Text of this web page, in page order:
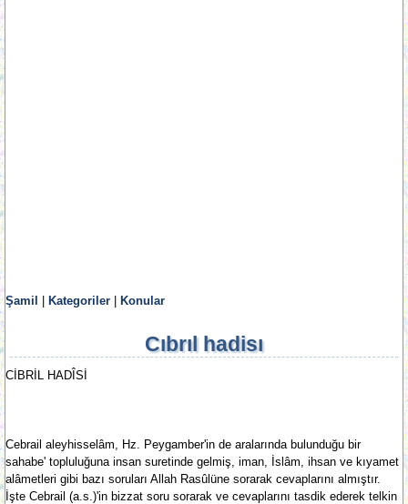
Şamil Kategoriler Konular
Cıbrıl hadisı
CİBRİL HADÎSİ
Cebrail aleyhisselâm, Hz. Peygamber'in de aralarında bulunduğu bir
sahabe' topluluğuna insan suretinde gelmiş, iman, İslâm, ihsan ve kıyamet
alâmetleri gibi bazı soruları Allah Rasûlüne sorarak cevaplarını almıştır.
İşte Cebrail (a.s.)'in bizzat soru sorarak ve cevaplarını tasdik ederek telkin